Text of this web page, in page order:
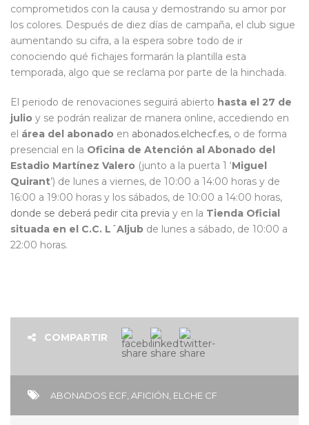
comprometidos con la causa y demostrando su amor por
los colores. Después de diez días de campaña, el club sigue
aumentando su cifra, a la espera sobre todo de ir
conociendo qué fichajes formarán la plantilla esta
temporada, algo que se reclama por parte de la hinchada.
El periodo de renovaciones seguirá abierto hasta el 27 de
julio y se podrán realizar de manera online, accediendo en
el área del abonado en abonados.elchecf.es, o de forma
presencial en la Oficina de Atención al Abonado del
Estadio Martínez Valero (junto a la puerta 1 ‘Miguel
Quirant’) de lunes a viernes, de 10:00 a 14:00 horas y de
16:00 a 19:00 horas y los sábados, de 10:00 a 14:00 horas,
donde se deberá pedir cita previa y en la Tienda Oficial
situada en el C.C. L´Aljub de lunes a sábado, de 10:00 a
22:00 horas.
COMPARTIR
ABONADOS ECF AFICIÓN ELCHE CF